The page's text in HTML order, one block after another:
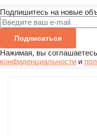
Подпишитесь на новые
Подписаться
Нажимая, вы
конфиденциальности и